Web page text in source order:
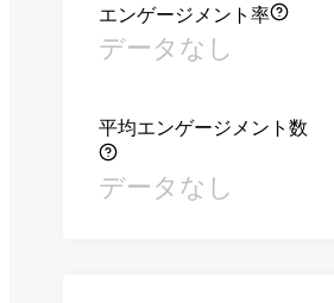
エンゲージメント率
データなし
平均エンゲージメント数
データなし